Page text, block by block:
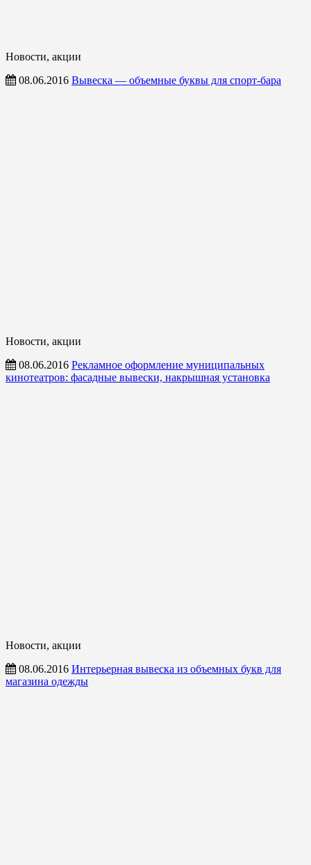
Новости, акции
08.06.2016 Вывеска — объемные буквы для спорт-бара
Новости, акции
08.06.2016 Рекламное оформление муниципальных
кинотеатров: фасадные вывески, накрышная установка
Новости, акции
08.06.2016 Интерьерная вывеска из объемных букв для
магазина одежды